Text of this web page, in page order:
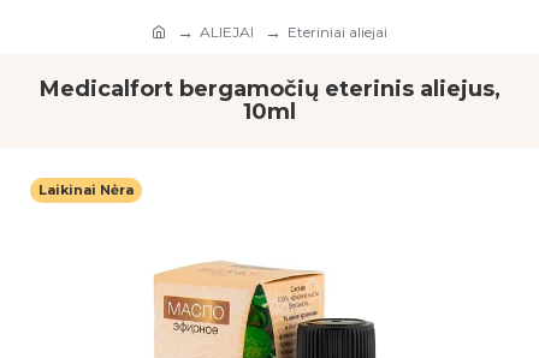
ALIEJAI Eteriniai aliejai
Medicalfort bergamočių eterinis aliejus,
10ml
Laikinai Nėra